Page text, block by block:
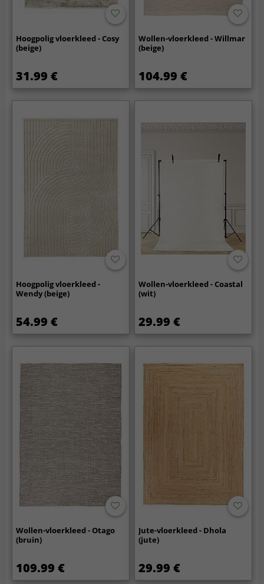
Hoogpolig vloerkleed - Cosy
(beige)
31.99 €
Wollen-vloerkleed - Willmar
(beige)
104.99 €
Hoogpolig vloerkleed -
Wendy (beige)
54.99 €
Wollen-vloerkleed - Coastal
(wit)
29.99 €
Wollen-vloerkleed - Otago
(bruin)
109.99 €
Jute-vloerkleed - Dhola
(jute)
29.99 €